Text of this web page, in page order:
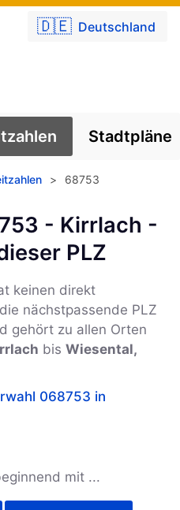
🇩🇪 Deutschland
Stadtpläne
> 68753
- Kirrlach -
PLZ
keinen direkt
nächstpassende PLZ
gehört zu allen Orten
bis Wiesental,
068753 in
mit ...